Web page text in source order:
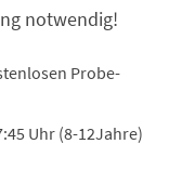
notwendig!
Probe-
Uhr (8-12Jahre)